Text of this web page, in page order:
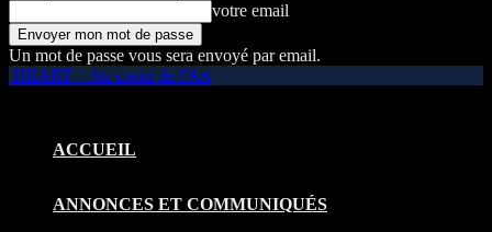
votre email
Un mot de passe vous sera envoyé par email.
HEART – Au coeur de l'Art
ACCUEIL
ANNONCES ET COMMUNIQUÉS